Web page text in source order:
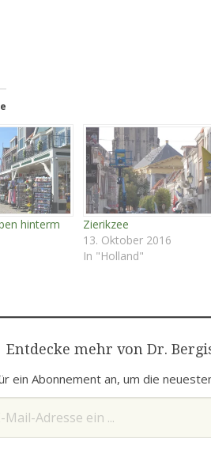
hinterm
Zierikzee
13. Oktober 2016
In "Holland"
Entdecke mehr von Dr.
ein Abonnement an, um die